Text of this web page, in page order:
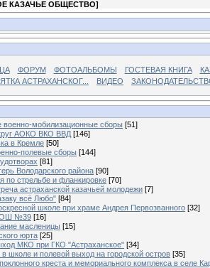
КАЗАЧЬЕ ОБЩЕСТВО]
ФОРУМ ФОТОАЛЬБОМЫ ГОСТЕВАЯ КНИГА
АСТРАХАНСКОГ...
ВИДЕО
военно-мобилизационные сборы [51]
АОКО ВКО ВВД [146]
в Кремле [50]
полевые сборы [144]
[81]
Володарского района [90]
по стрельбе и фланкировке [70]
астраханской казачьей молодежи [7]
всё Любо" [84]
школе при храме Андрея Первозванного [32]
СОШ №39 [16]
масленицы [15]
юрта [25]
МКО при ГКО "Астраханское" [34]
школе и полевой выход на городской остров [35]
креста и мемориального комплекса в селе